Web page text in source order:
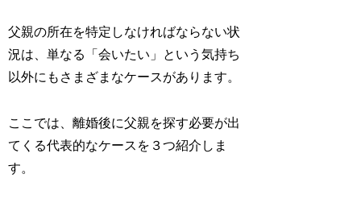
父親の所在を特定しなければならない状
況は、単なる「会いたい」という気持ち
以外にもさまざまなケースがあります。
ここでは、離婚後に父親を探す必要が出
てくる代表的なケースを３つ紹介しま
す。